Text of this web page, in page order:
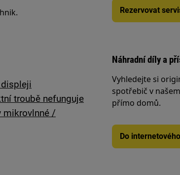
troubě nefunguje
mikrovlnné /
Rezervovat
Náhradní díly a
Vyhledejte si
spotřebič v
přímo domů.
Do